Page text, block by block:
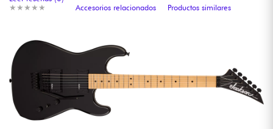
Sintetizadores & samplers
Grabación
Auriculares
★ ★ ★ ★ ★
★ ★ ★ ★ ★
Accesorios relacionados
Productos similares